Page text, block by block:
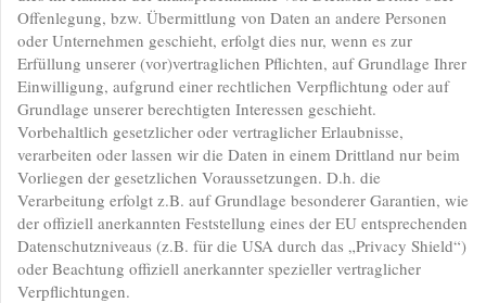
Offenlegung, bzw. Übermittlung von Daten an andere Personen
oder Unternehmen geschieht, erfolgt dies nur, wenn es zur
Erfüllung unserer (vor)vertraglichen Pflichten, auf Grundlage Ihrer
Einwilligung, aufgrund einer rechtlichen Verpflichtung oder auf
Grundlage unserer berechtigten Interessen geschieht.
Vorbehaltlich gesetzlicher oder vertraglicher Erlaubnisse,
verarbeiten oder lassen wir die Daten in einem Drittland nur beim
Vorliegen der gesetzlichen Voraussetzungen. D.h. die
Verarbeitung erfolgt z.B. auf Grundlage besonderer Garantien, wie
der offiziell anerkannten Feststellung eines der EU entsprechenden
Datenschutzniveaus (z.B. für die USA durch das „Privacy Shield“)
oder Beachtung offiziell anerkannter spezieller vertraglicher
Verpflichtungen.